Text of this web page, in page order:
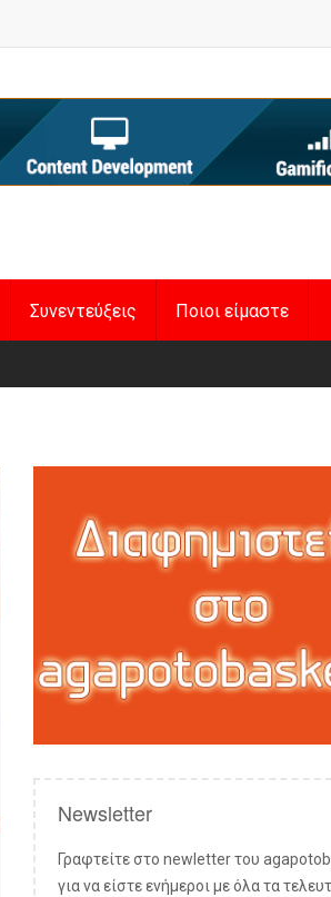
Συνεντεύξεις Ποιοι είμαστε
Newsletter
Γραφτείτε στο newletter του
για να είστε ενήμεροι με όλα τα